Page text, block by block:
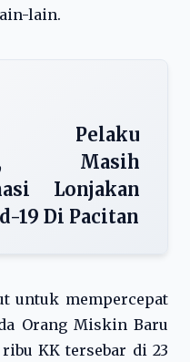
lain.
Pelaku
Masih
Lonjakan
19 Di Pacitan
untuk mempercepat
Orang Miskin Baru
KK tersebar di 23